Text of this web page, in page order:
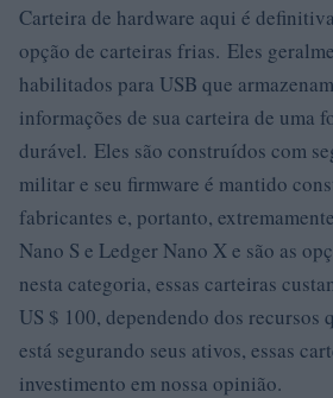
Carteira de hardware aqui é
opção de carteiras frias. Eles
habilitados para USB que
informações de sua carteira de uma
durável. Eles são construídos com
militar e seu firmware é mantido
fabricantes e, portanto,
Nano S e Ledger Nano X e são as
nesta categoria, essas carteiras
US $ 100, dependendo dos recursos
está segurando seus ativos, essas
investimento em nossa opinião.